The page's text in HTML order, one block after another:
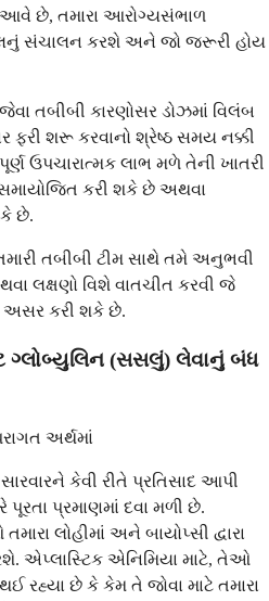
આવે છે, તમારા આરોગ્યસંભાળ
સંચાલન કરશે અને જો જરૂરી હોય
તબીબી કારણોસર ડોઝમાં વિલંબ
ફરી શરૂ કરવાનો શ્રેષ્ઠ સમય નક્કી
ઉપચારાત્મક લાભ મળે તેની ખાતરી
કરી શકે છે અથવા
છે.
તબીબી ટીમ સાથે તમે અનુભવી
લક્ષણો વિશે વાતચીત કરવી જે
અસર કરી શકે છે.
ગ્લોબ્યુલિન (સસલું) લેવાનું બંધ
અર્થમાં
કેવી રીતે પ્રતિસાદ આપી
પ્રમાણમાં દવા મળી છે.
લોહીમાં અને બાયોપ્સી દ્વારા
એપ્લાસ્ટિક એનિમિયા માટે, તેઓ
થઈ રહ્યા છે કે કેમ તે જોવા માટે તમારા